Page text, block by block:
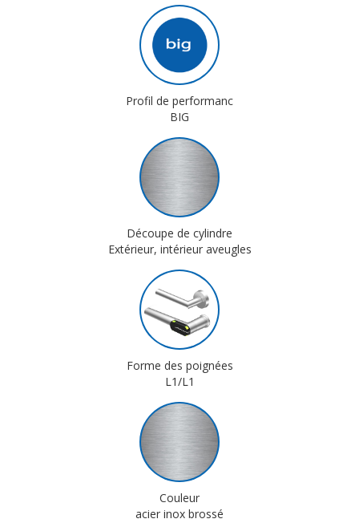
Profil de performanc
BIG
Découpe de cylindre
Extérieur, intérieur aveugles
Forme des poignées
L1/L1
Couleur
acier inox brossé